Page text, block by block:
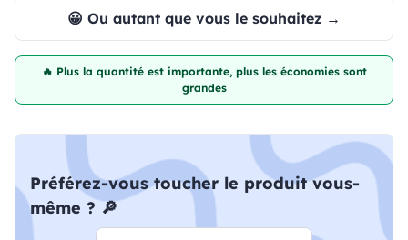
😀 Ou autant que vous le souhaitez →
🔥 Plus la quantité est importante, plus les économies sont
grandes
Préférez-vous toucher le produit vous-
même ? 🔎